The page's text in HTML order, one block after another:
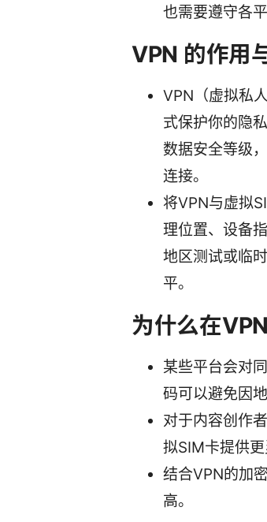
也需要遵守各
VPN 的作用
VPN（虚拟私
式保护你的隐
数据安全等级
连接。
将VPN与虚拟
理位置、设备
地区测试或临
平。
为什么在
某些平台会对
码可以避免因
对于内容创作
拟SIM卡提供
结合VPN的加
高。